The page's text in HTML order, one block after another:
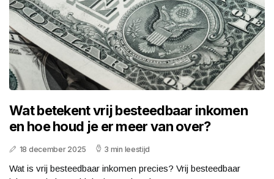
Wat betekent vrij besteedbaar inkomen
en hoe houd je er meer van over?
18 december 2025 3 min leestijd
Wat is vrij besteedbaar inkomen precies? Vrij besteedbaar